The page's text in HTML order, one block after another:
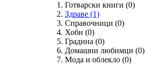
Готварски книги (0)
Здраве (1)
Справочници (0)
Хоби (0)
Градина (0)
Домашни любимци (0)
Мода и облекло (0)